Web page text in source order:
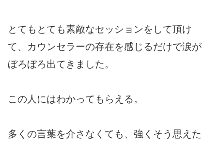
とてもとても素敵なセッションをして頂け
て、カウンセラーの存在を感じるだけで涙が
ぼろぼろ出てきました。
この人にはわかってもらえる。
多くの言葉を介さなくても、強くそう思えた